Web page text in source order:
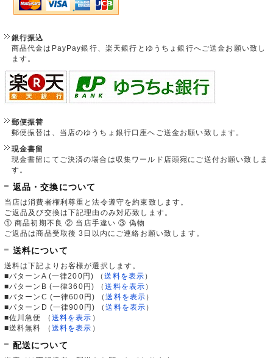
銀行振込
商品代金はPayPay銀行、楽天銀行とゆうちょ銀行へご送金お願い致し
ます。
郵便振替
郵便振替は、当店のゆうちょ銀行口座へご送金お願い致します。
現金書留
現金書留にてご決済の場合は収集ワールド店頭宛にご送付お願い致しま
す。
返品・交換について
当店は消費者権利尊重と法令遵守を約束致します。
ご返品及び交換は下記理由のみ対応致します。
① 商品初期不良 ② 当店手違い ③ 偽物
ご返品は商品受取後 3日以内にご連絡お願い致します。
送料について
送料は下記よりお客様が選択します。
■パターンA (一律200円)
（送料を表示 ）
■パターンB (一律360円)
（送料を表示 ）
■パターンC (一律600円)
（送料を表示 ）
■パターンD (一律900円)
（送料を表示 ）
■佐川急便
（ 送料を表示 ）
■送料無料
（ 送料を表示 ）
配送について